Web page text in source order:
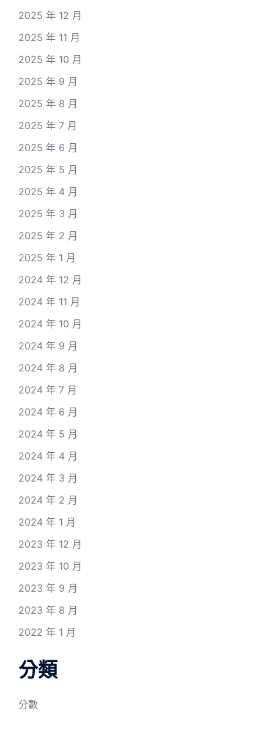
2025 年 12 月
2025 年 11 月
2025 年 10 月
2025 年 9 月
2025 年 8 月
2025 年 7 月
2025 年 6 月
2025 年 5 月
2025 年 4 月
2025 年 3 月
2025 年 2 月
2025 年 1 月
2024 年 12 月
2024 年 11 月
2024 年 10 月
2024 年 9 月
2024 年 8 月
2024 年 7 月
2024 年 6 月
2024 年 5 月
2024 年 4 月
2024 年 3 月
2024 年 2 月
2024 年 1 月
2023 年 12 月
2023 年 10 月
2023 年 9 月
2023 年 8 月
2022 年 1 月
分類
分數